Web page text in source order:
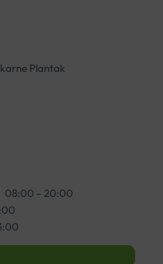
Plantak
08:00 – 20:00